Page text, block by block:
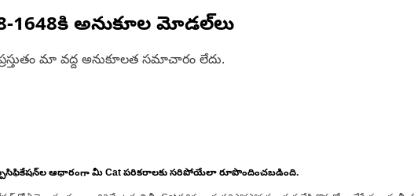
1648కి అనుకూల మోడల్‌లు
మా వద్ద అనుకూలత సమాచారం లేదు.
ఆధారంగా మీ Cat పరికరాలకు సరిపోయేలా రూపొందించబడింది.